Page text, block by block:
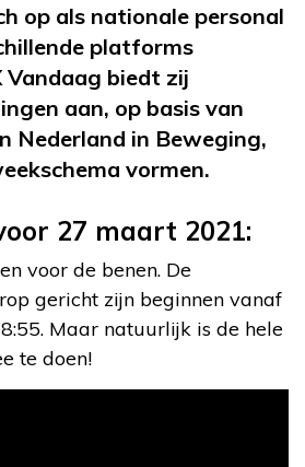
op als nationale personal
platforms
biedt zij
aan, op basis van
Nederland in Beweging,
vormen.
27 maart 2021:
voor de benen. De
gericht zijn beginnen vanaf
Maar natuurlijk is de hele
te doen!